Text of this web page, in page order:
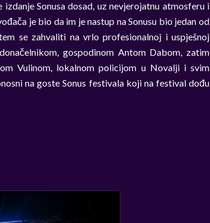
Sonusa dosad, uz nevjerojatnu atmosferu i
je bio da im je nastup na Sonusu bio jedan od
se zahvaliti na vrlo profesionalnoj i uspješnoj
gospodinom Antom Dabom, zatim
Vulinom, lokalnom policijom u Novalji i svim
na goste Sonus festivala koji na festival dođu